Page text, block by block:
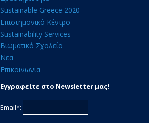
Sustainable Greece 2020
Επιστημονικό Κέντρο
Sustainability Services
Βιωματικό Σχολείο
Νεα
Επικοινωνια
Εγγραφείτε στο Newsletter μας!
Email*: